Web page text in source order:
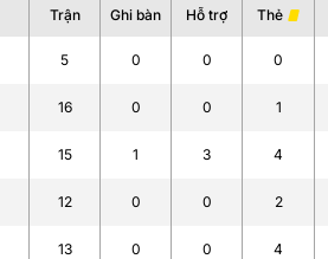
Trận Ghi bàn Hỗ trợ Thẻ
5 0 0 0
16 0 0 1
15 1 3 4
12 0 0 2
13 0 0 4